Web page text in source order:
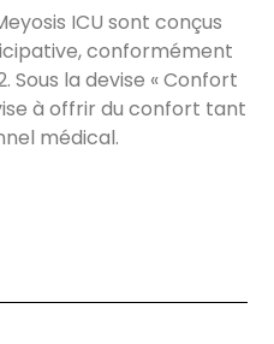
ICU sont conçus
conformément
Sous la devise « Confort
à offrir du confort tant
médical.